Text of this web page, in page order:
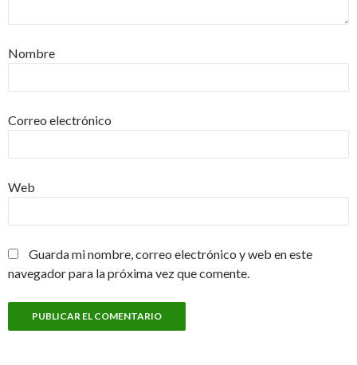
Nombre
Correo electrónico
Web
Guarda mi nombre, correo electrónico y web en este
navegador para la próxima vez que comente.